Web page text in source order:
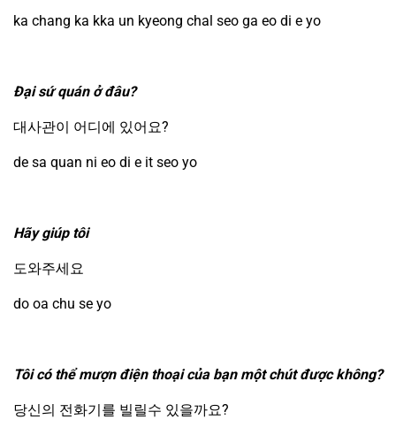
ka chang ka kka un kyeong chal seo ga eo di e yo
Đại sứ quán ở đâu?
대사관이 어디에 있어요?
de sa quan ni eo di e it seo yo
Hãy giúp tôi
도와주세요
do oa chu se yo
Tôi có thể mượn điện thoại của bạn một chút được không?
당신의 전화기를 빌릴수 있을까요?